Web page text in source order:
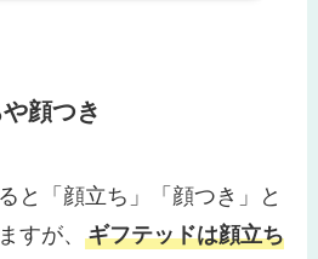
顔つき
と「顔立ち」「顔つき」と
すが、ギフテッドは顔立ち